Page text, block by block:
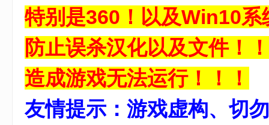
特别是360！以及Win10
防止误杀汉化以及文件！
造成游戏无法运行！！！
友情提示：游戏虚构、切